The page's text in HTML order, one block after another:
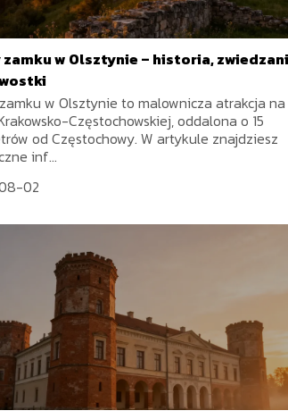
zamku w Olsztynie – historia,
w Olsztynie to malownicza atrakcja na
Częstochowskiej, oddalona o 15
od Częstochowy. W artykule znajdziesz
inf...
02